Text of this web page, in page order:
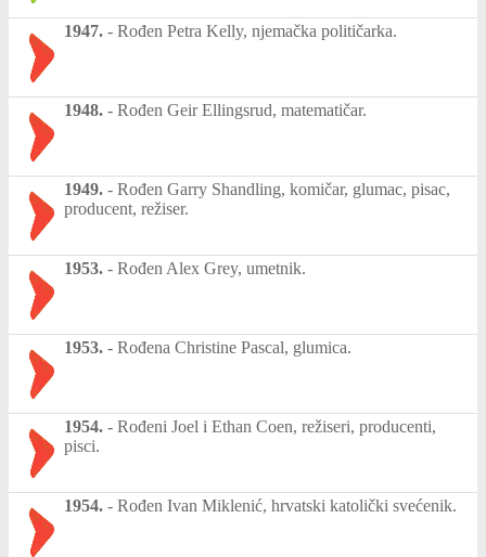
1947. - Rođen Petra Kelly, njemačka političarka.
1948. - Rođen Geir Ellingsrud, matematičar.
1949. - Rođen Garry Shandling, komičar, glumac, pisac,
producent, režiser.
1953. - Rođen Alex Grey, umetnik.
1953. - Rođena Christine Pascal, glumica.
1954. - Rođeni Joel i Ethan Coen, režiseri, producenti,
pisci.
1954. - Rođen Ivan Miklenić, hrvatski katolički svećenik.